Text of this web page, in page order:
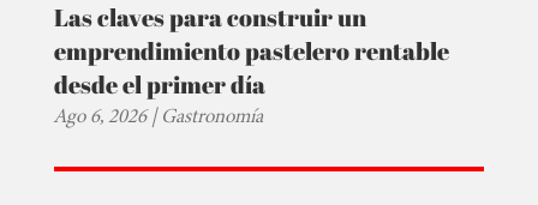
Las claves para construir un
emprendimiento pastelero rentable
desde el primer día
Ago 6, 2026|Gastronomía